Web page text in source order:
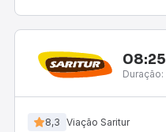
08:25
Duração:
8,3 Viação Saritur